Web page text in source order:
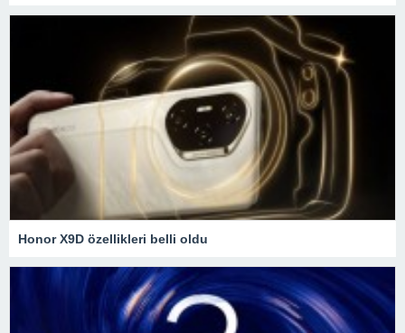
Honor X9D özellikleri belli oldu